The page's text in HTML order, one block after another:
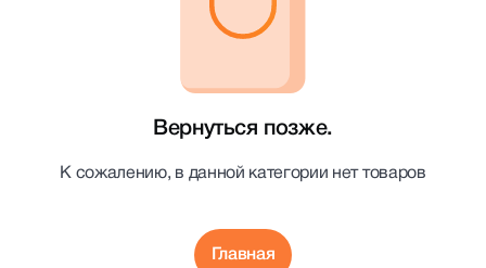
Вернуться позже.
К сожалению, в данной категории нет товаров
Главная